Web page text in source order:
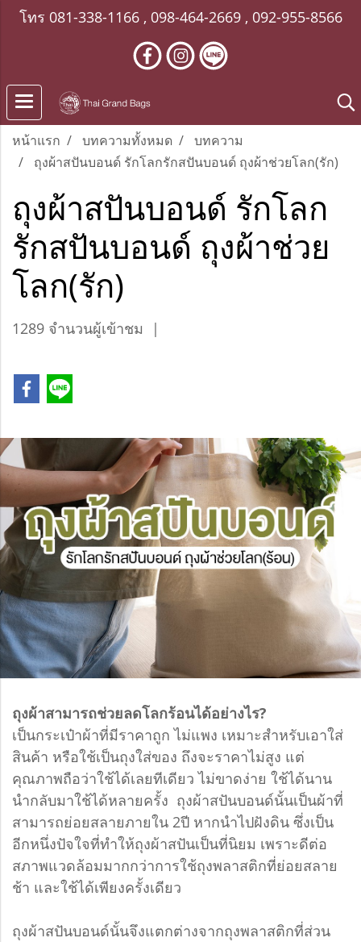
โทร 081-338-1166, 098-464-2669, 092-955-8566
หน้าแรก บทความทั้งหมด
บทความ
ถุงผ้าสปันบอนด์ รักโลกรักสปันบอนด์ ถุงผ้าช่วยโลก(รัก)
ถุงผ้าสปันบอนด์ รักโลก
รักสปันบอนด์ ถุงผ้าช่วย
โลก(รัก)
1289 จำนวนผู้เข้าชม |
ถุงผ้าสามารถช่วยลดโลกร้อนได้อย่างไร?
เป็นกระเป๋าผ้าที่มีราคาถูก ไม่แพง เหมาะสำหรับเอาใส่
สินค้า หรือใช้เป็นถุงใส่ของ ถึงจะราคาไม่สูง แต่
คุณภาพถือว่าใช้ได้เลยทีเดียว ไม่ขาดง่าย ใช้ได้นาน
นำกลับมาใช้ได้หลายครั้ง ถุงผ้าสปันบอนด์นั้นเป็นผ้าที่
สามารถย่อยสลายภายใน 2ปี หากนำไปฝังดิน ซึ่งเป็น
อีกหนึ่งปัจใจที่ทำให้ถุงผ้าสปันเป็นที่นิยม เพราะดีต่อ
สภาพแวดล้อมมากกว่าการใช้ถุงพลาสติกที่ย่อยสลาย
ช้า และใช้ได้เพียงครั้งเดียว
ถุงผ้าสปันบอนด์นั้นจึงแตกต่างจากถุงพลาสติกที่ส่วน